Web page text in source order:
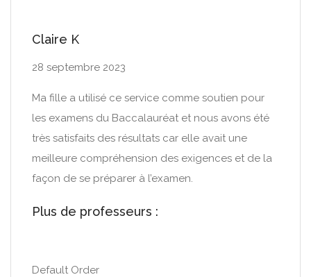
Claire K
28 septembre 2023
Ma fille a utilisé ce service comme soutien pour
les examens du Baccalauréat et nous avons été
très satisfaits des résultats car elle avait une
meilleure compréhension des exigences et de la
façon de se préparer à l’examen.
Plus de professeurs :
Default Order